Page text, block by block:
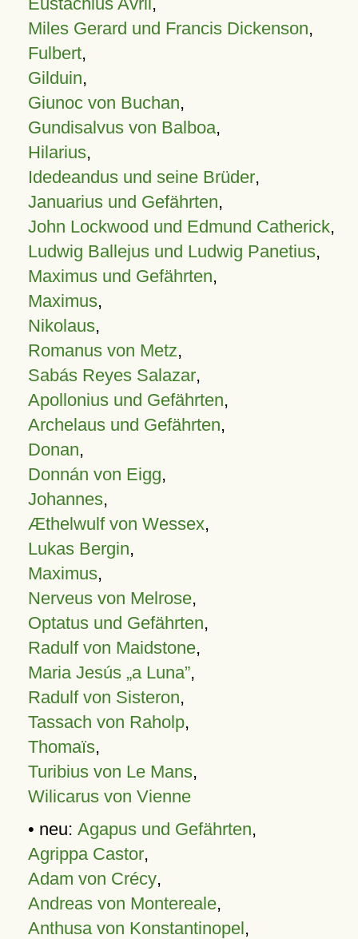
Miles Gerard und Francis Dickenson,
Fulbert,
Gilduin,
Giunoc von Buchan,
Gundisalvus von Balboa,
Hilarius,
Idedeandus und seine Brüder,
Januarius und Gefährten,
John Lockwood und Edmund Catherick,
Ludwig Ballejus und Ludwig Panetius,
Maximus und Gefährten,
Maximus,
Nikolaus,
Romanus von Metz,
Sabás Reyes Salazar,
Apollonius und Gefährten,
Archelaus und Gefährten,
Donan,
Donnán von Eigg,
Johannes,
Æthelwulf von Wessex,
Lukas Bergin,
Maximus,
Nerveus von Melrose,
Optatus und Gefährten,
Radulf von Maidstone,
Maria Jesús „a Luna”,
Radulf von Sisteron,
Tassach von Raholp,
Thomaïs,
Turibius von Le Mans,
Wilicarus von Vienne
• neu: Agapus und Gefährten,
Agrippa Castor,
Adam von Crécy,
Andreas von Montereale,
Anthusa von Konstantinopel,